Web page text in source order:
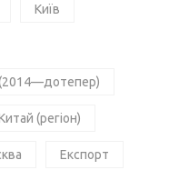
Київ
(2014—дотепер)
(регіон)
Експорт